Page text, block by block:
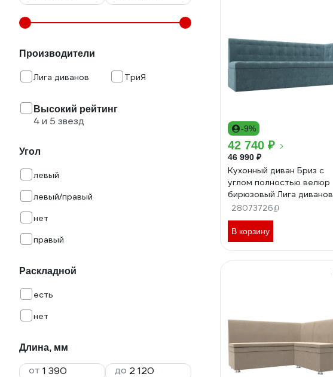
Производители
Лига диванов ТриЯ
Высокий рейтинг
4 и 5 звезд
Угол
левый
левый/правый
нет
правый
Раскладной
есть
нет
Длина, мм
от до
-9%
42 740 ₽
46 990 ₽
Кухонный диван Бриз с
углом полностью велюр
бирюзовый Лига диванов
106967
28073726
В корзину